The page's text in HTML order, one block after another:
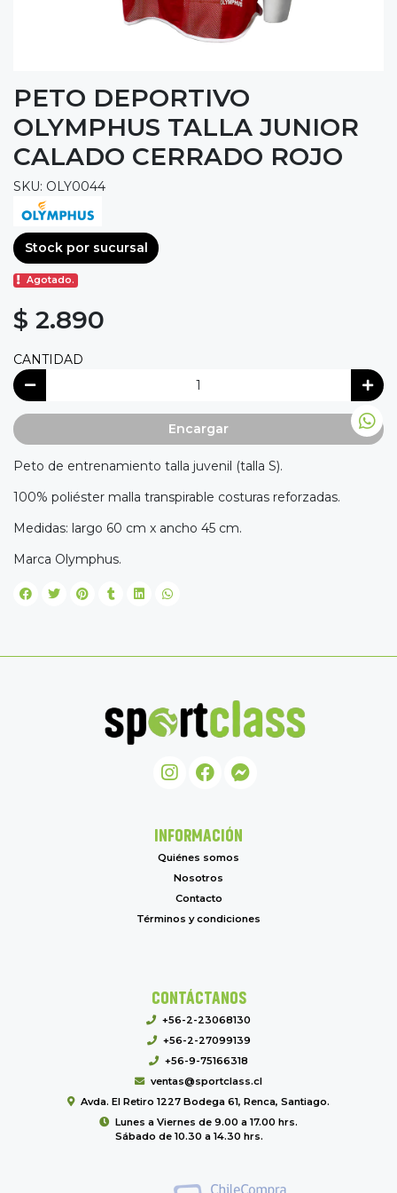
PETO DEPORTIVO
OLYMPHUS TALLA JUNIOR
CALADO CERRADO ROJO
SKU: OLY0044
Stock por sucursal
Agotado.
$ 2.890
CANTIDAD
Encargar
Peto de entrenamiento talla juvenil (talla S).
100% poliéster malla transpirable costuras reforzadas.
Medidas: largo 60 cm x ancho 45 cm.
Marca Olymphus.
INFORMACIÓN
Quiénes somos
Nosotros
Contacto
Términos y condiciones
CONTÁCTANOS
+56-2-23068130
+56-2-27099139
+56-9-75166318
ventas@sportclass.cl
Avda. El Retiro 1227 Bodega 61, Renca, Santiago.
Lunes a Viernes de 9.00 a 17.00 hrs.
Sábado de 10.30 a 14.30 hrs.